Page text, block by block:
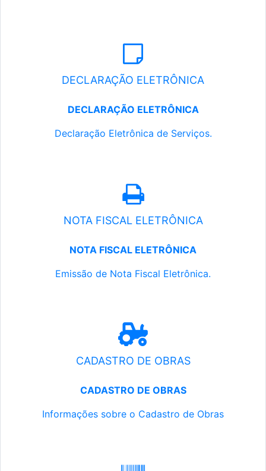
DECLARAÇÃO ELETRÔNICA
DECLARAÇÃO ELETRÔNICA
Declaração Eletrônica de Serviços.
NOTA FISCAL ELETRÔNICA
NOTA FISCAL ELETRÔNICA
Emissão de Nota Fiscal Eletrônica.
CADASTRO DE OBRAS
CADASTRO DE OBRAS
Informações sobre o Cadastro de Obras